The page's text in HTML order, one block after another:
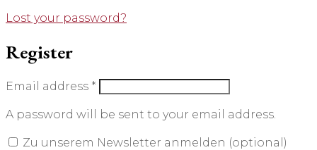
Lost your password?
Register
Email address *
A password will be sent to your email address.
Zu unserem Newsletter anmelden (optional)